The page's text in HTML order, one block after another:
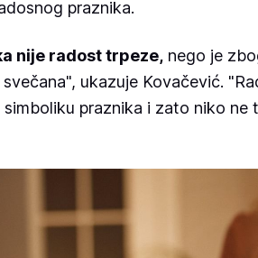
praznika.
nije radost trpeze, nego je
ukazuje Kovačević.
praznika i zato niko ne